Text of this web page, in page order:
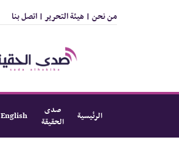
من نحن | هيئة التحرير | اتصل بنا
الرئيسية
صدى
الحقيقة
English